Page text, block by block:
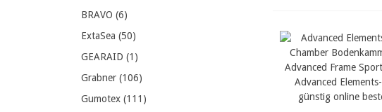
BRAVO (6)
ExtaSea (50)
GEARAID (1)
Grabner (106)
Gumotex (111)